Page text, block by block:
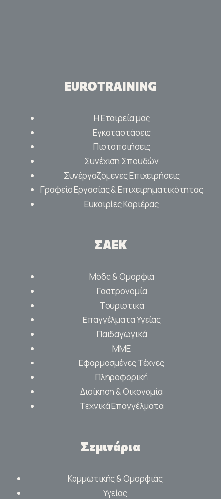
EUROTRAINING
Η Εταιρεία μας
Εγκαταστάσεις
Πιστοποιήσεις
Συνέχιση Σπουδών
Συνέργαζόμενες Επιχειρήσεις
Γραφείο Εργασίας & Επιχειρηματικότητας
Ευκαιρίες Καριέρας
ΣΑΕΚ
Μόδα & Ομορφιά
Γαστρονομία
Τουριστικά
Επαγγέλματα Υγείας
Παιδαγωγικά
ΜΜΕ
Εφαρμοσμένες Τέχνες
Πληροφορική
Διοίκηση & Οικονομία
Τεχνικά Επαγγέλματα
Σεμινάρια
Κομμωτικής & Ομορφιάς
Υγείας